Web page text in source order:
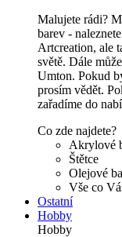
Malujete rádi?
barev -
Artcreation, ale
světě. Dále
Umton. Pokud
prosím vědět.
zařadíme do
Co zde najdete?
Akrylové
Štětce
Olejové
Vše co
Ostatní
Hobby
Hobby